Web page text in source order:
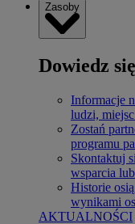
Zasoby
Dowiedz
Informacje
ludzi,
Zostań
programu
Skontaktuj
wsparcia
Historie
wynikami
AKTUALNOŚCI